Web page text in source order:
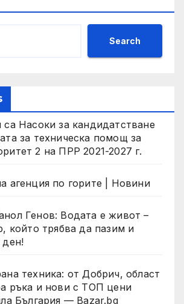
Search
са Насоки за кандидатстване
за техническа помощ за
2 на ПРР 2021-2027 г.
агенция по горите | Новини
Генов: Водата е живот –
който трябва да пазим и
ден!
техника: от Добрич, област
ръка и нови с ТОП цени
България — Bazar.bg